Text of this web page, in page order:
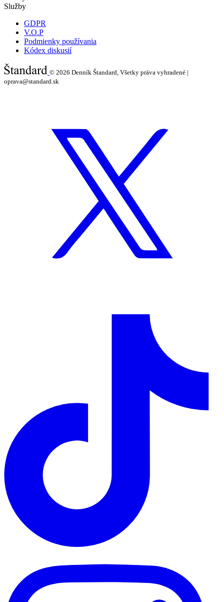
Služby
GDPR
V.O.P
Podmienky používania
Kódex diskusií
© 2026 Denník Štandard, Všetky práva vyhradené |
oprava@standard.sk